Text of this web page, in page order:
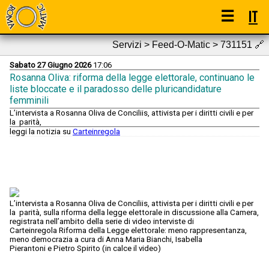
☰ IT
Servizi > Feed-O-Matic > 731151🔗
Sabato 27 Giugno 202617:06
Rosanna Oliva: riforma della legge elettorale, continuano le
liste bloccate e il paradosso delle pluricandidature
femminili
L’intervista a Rosanna Oliva de Conciliis, attivista per i diritti civili e per
la parità,
leggi la notizia su Carteinregola
L’intervista a Rosanna Oliva de Conciliis, attivista per i diritti civili e per
la parità, sulla riforma della legge elettorale in discussione alla Camera,
registrata nell’ambito della serie di video interviste di
Carteinregola Riforma della Legge elettorale: meno rappresentanza,
meno democrazia a cura di Anna Maria Bianchi, Isabella
Pierantoni e Pietro Spirito (in calce il video)